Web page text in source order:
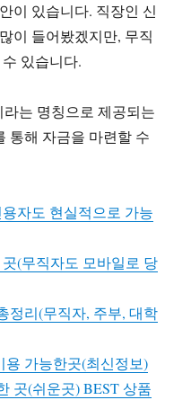
이 있습니다. 직장인 신
이 들어봤겠지만, 무직
있습니다.
라는 명칭으로 제공되는
통해 자금을 마련할 수
자도 현실적으로 가능
(무직자도 모바일로 당
정리(무직자, 주부, 대학
용 가능한곳(최신정보)
곳(쉬운곳) BEST 상품